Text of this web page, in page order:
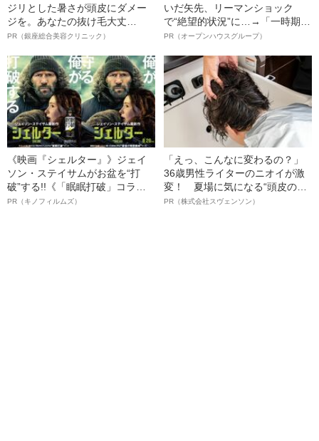
ジリとした暑さが頭皮にダメー
ジを。あなたの抜け毛大丈
夫！？
PR（銀座総合美容クリニック）
いだ矢先、リーマンショック
で“絶望的状況”に…→「一時期は
納品3年待ち」のヒット商品を生
明かす、“逆転の戦術”
PR（オープンハウスグループ）
《映画『シェルター』》ジェイ
ソン・ステイサムがお盆を“打
破”する!!《「眠眠打破」コラ
ボ》
PR（キノフィルムズ）
「えっ、こんなに変わるの？」
36歳男性ライターのニオイが激
変！ 夏場に気になる“頭皮のニ
オイ”や“ベタつき”を解消す
PR（株式会社スヴェンソン）